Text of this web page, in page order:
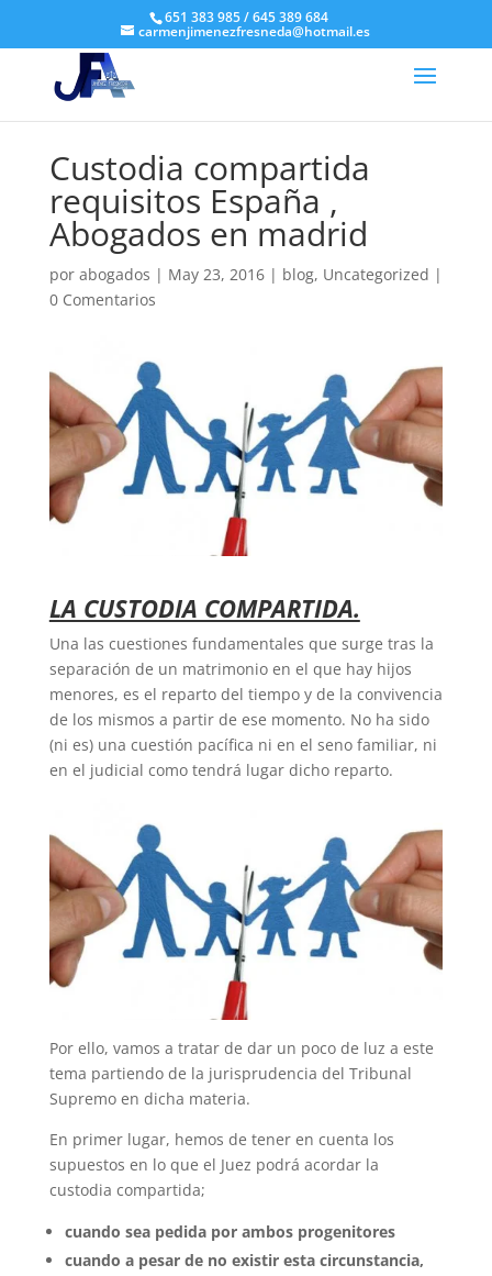
651 383 985 / 645 389 684
carmenjimenezfresneda@hotmail.es
Custodia compartida
requisitos España ,
Abogados en madrid
por abogados | May 23, 2016| blog, Uncategorized |
0 Comentarios
LA CUSTODIA COMPARTIDA.
Una las cuestiones fundamentales que surge tras la
separación de un matrimonio en el que hay hijos
menores, es el reparto del tiempo y de la convivencia
de los mismos a partir de ese momento. No ha sido
(ni es) una cuestión pacífica ni en el seno familiar, ni
en el judicial como tendrá lugar dicho reparto.
Por ello, vamos a tratar de dar un poco de luz a este
tema partiendo de la jurisprudencia del Tribunal
Supremo en dicha materia.
En primer lugar, hemos de tener en cuenta los
supuestos en lo que el Juez podrá acordar la
custodia compartida;
cuando sea pedida por ambos progenitores
cuando a pesar de no existir esta circunstancia,